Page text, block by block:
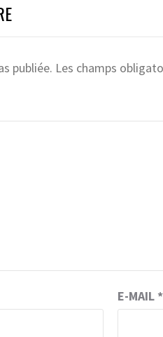
publiée. Les champs
E-MAIL *